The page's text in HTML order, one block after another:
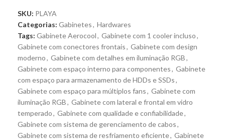
SKU: PLAYA
Categorias: Gabinetes, Hardwares
Tags: Gabinete Aerocool, Gabinete com 1 cooler incluso,
Gabinete com conectores frontais, Gabinete com design
moderno, Gabinete com detalhes em iluminação RGB,
Gabinete com espaço interno para componentes, Gabinete
com espaço para armazenamento de HDDs e SSDs,
Gabinete com espaço para múltiplos fans, Gabinete com
iluminação RGB, Gabinete com lateral e frontal em vidro
temperado, Gabinete com qualidade e confiabilidade,
Gabinete com sistema de gerenciamento de cabos,
Gabinete com sistema de resfriamento eficiente, Gabinete